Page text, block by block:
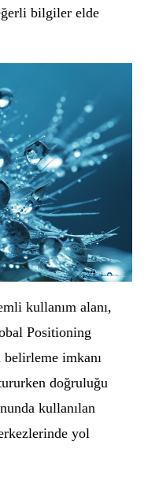
bilgiler elde
kullanım alanı,
Positioning
imkanı
doğruluğu
kullanılan
yol